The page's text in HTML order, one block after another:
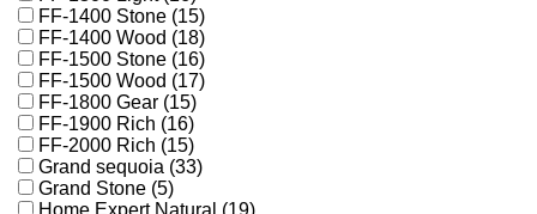
FF-1400 Stone (15)
FF-1400 Wood (18)
FF-1500 Stone (16)
FF-1500 Wood (17)
FF-1800 Gear (15)
FF-1900 Rich (16)
FF-2000 Rich (15)
Grand sequoia (33)
Grand Stone (5)